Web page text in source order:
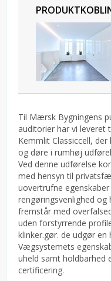
Til Mærsk Bygningens
auditorier har vi
Kemmlit Classiccell,
og døre i rumhøj
Ved denne udførelse
med hensyn til
uovertrufne
rengøringsvenlighed og
fremstår med
uden forstyrrende
klinker.gør. de udgør
Vægsystemets
uheld samt holdbarhed
certificering.